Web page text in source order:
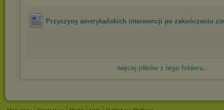
Przyczyny amerykańskich interwencji po zakończeniu
więcej plików z tego folderu...